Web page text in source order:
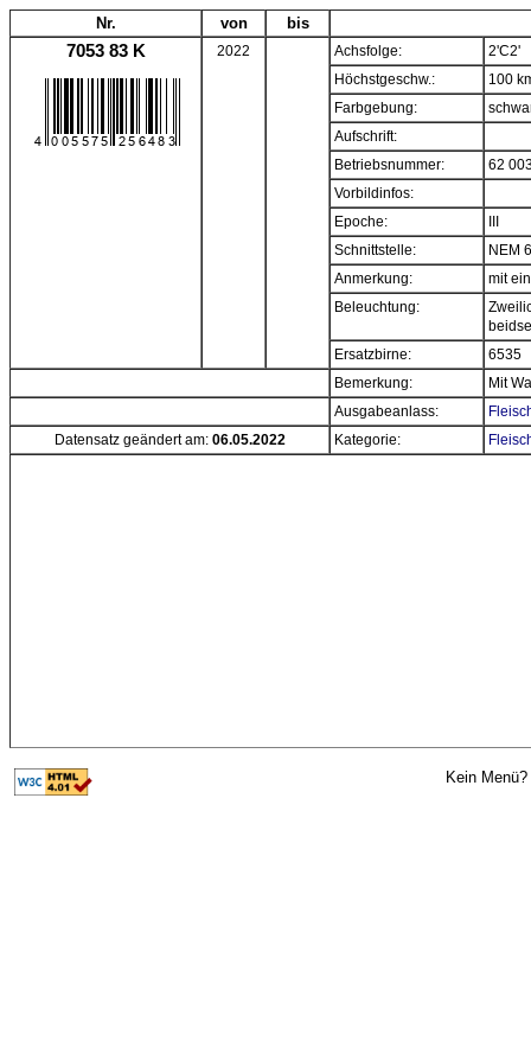
Nr. von bis
7053 83 K 2022 Achsfolge:
2'C2'
Höchstgeschw.:
100
Farbgebung:
Aufschrift:
Betriebsnummer:
62
Vorbildinfos:
Epoche:
Schnittstelle:
NEM
Anmerkung:
mit
Beleuchtung:
Ersatzbirne:
6535
Bemerkung:
Mit
Ausgabeanlass:
Datensatz geändert am: 06.05.2022 Kategorie:
Kein